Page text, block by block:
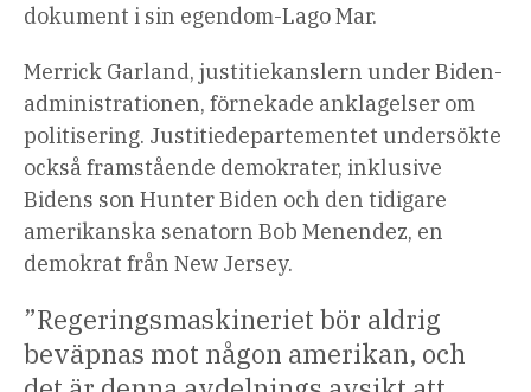
dokument i sin egendom-Lago Mar.
Merrick Garland, justitiekanslern under Biden-
administrationen, förnekade anklagelser om
politisering. Justitiedepartementet undersökte
också framstående demokrater, inklusive
Bidens son Hunter Biden och den tidigare
amerikanska senatorn Bob Menendez, en
demokrat från New Jersey.
”Regeringsmaskineriet bör aldrig
beväpnas mot någon amerikan, och